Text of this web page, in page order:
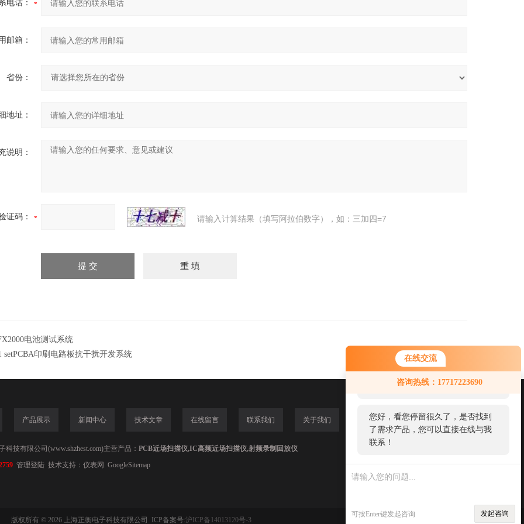
在线交流
咨询热线：17717223690
您好！欢迎前来咨询，很高兴为您
服务，请问您要咨询什么问题呢？
您好，看您停留很久了，是否找到
了需求产品，您可以直接在线与我
联系！
可按Enter键发起咨询 发起咨询
电话：
邮箱：
省份：
地址：
说明：
证码： 请输入计算结果（填写阿拉伯数字），如：三加四=7
电池测试系统
setPCBA印刷电路板抗干扰开发系统
产品展示 新闻中心 技术文章 在线留言 联系我们 关于我们
科技有限公司(www.shzhest.com)主营产品： PCB近场扫描仪,IC高频近场扫描仪,射频录制回放仪
管理登陆 技术支持： 仪表网 GoogleSitemap
版权所有 © 2026 上海正衡电子科技有限公司 ICP备案号:沪ICP备14013120号-3